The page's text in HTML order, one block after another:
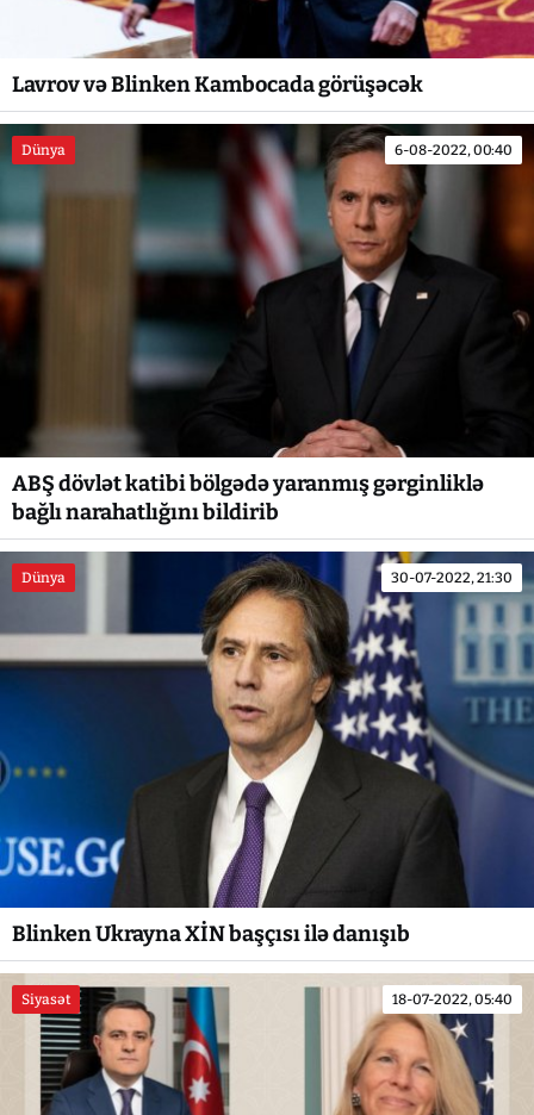
Lavrov və Blinken Kambocada görüşəcək
Dünya 6-08-2022, 00:40
ABŞ dövlət katibi bölgədə yaranmış gərginliklə
bağlı narahatlığını bildirib
Dünya 30-07-2022, 21:30
Blinken Ukrayna XİN başçısı ilə danışıb
Siyasət 18-07-2022, 05:40